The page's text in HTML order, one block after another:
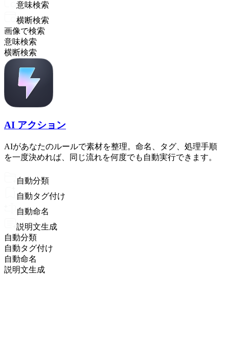
意味検索
横断検索
画像で検索
意味検索
横断検索
AI アクション
AIがあなたのルールで素材を整理。命名、タグ、処理手順
を一度決めれば、同じ流れを何度でも自動実行できます。
自動分類
自動タグ付け
自動命名
説明文生成
自動分類
自動タグ付け
自動命名
説明文生成